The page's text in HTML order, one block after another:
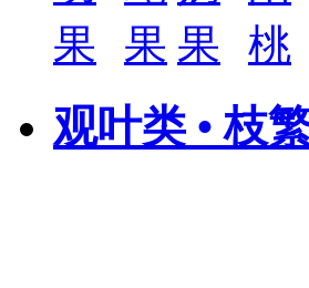
观叶类 • 枝